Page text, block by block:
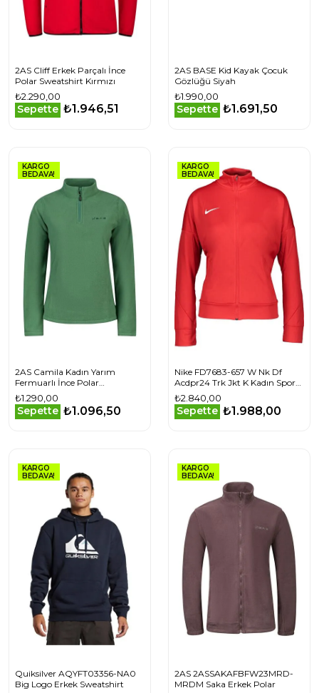
2AS Cliff Erkek Parçalı İnce
Polar Sweatshirt Kırmızı
₺2.290,00
Sepette ₺1.946,51
2AS BASE Kid Kayak Çocuk
Gözlüğü Siyah
₺1.990,00
Sepette ₺1.691,50
KARGO
BEDAVA!
2AS Camila Kadın Yarım
Fermuarlı İnce Polar
Sweatshirt Yeşil
₺1.290,00
Sepette ₺1.096,50
KARGO
BEDAVA!
Nike FD7683-657 W Nk Df
Acdpr24 Trk Jkt K Kadın Spor
Ceket
₺2.840,00
Sepette ₺1.988,00
KARGO
BEDAVA!
Quiksilver AQYFT03356-NA0
Big Logo Erkek Sweatshirt
KARGO
BEDAVA!
2AS 2ASSAKAFBFW23MRD-
MRDM Saka Erkek Polar